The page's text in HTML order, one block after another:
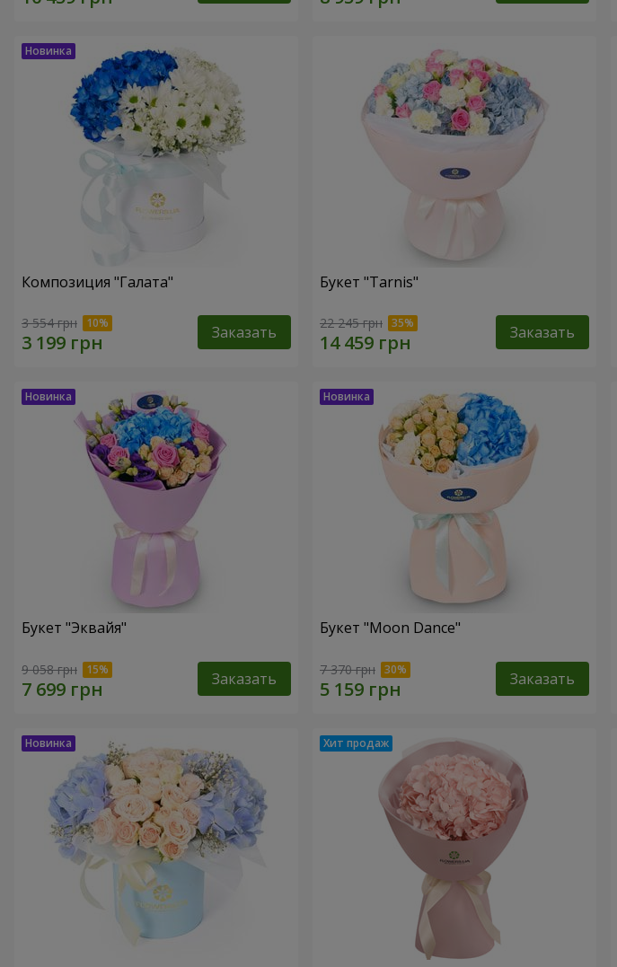
Композиция "Галата"
3 554 грн Заказать
Букет "Tarnis"
22 245 грн Заказать
Букет "Эквайя"
9 058 грн Заказать
Букет "Moon Dance"
7 370 грн Заказать